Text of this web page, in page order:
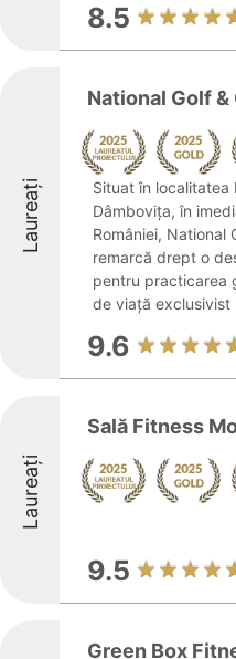
8.5
Laureați
National Golf
Situat în
Dâmbovița, în
României, National
remarcă drept o
pentru practicarea
de viață exclusivist
9.6
Laureați
Sală Fitness
9.5
Green Box